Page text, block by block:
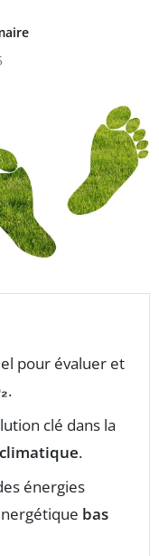
pour évaluer et
.
clé dans la
.
énergies
bas